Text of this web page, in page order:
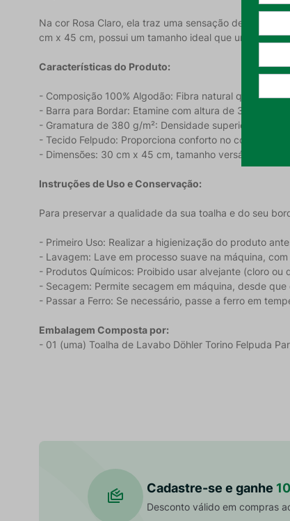
Na cor Rosa Claro, ela traz uma sensação de
cm x 45 cm, possui um tamanho ideal que une
Características do Produto:
- Composição 100% Algodão: Fibra natural que
- Barra para Bordar: Etamine com altura de 36
- Gramatura de 380 g/m²: Densidade superior que
- Tecido Felpudo: Proporciona conforto no contato
- Dimensões: 30 cm x 45 cm, tamanho versátil para
Instruções de Uso e Conservação:
Para preservar a qualidade da sua toalha e do seu
- Primeiro Uso: Realizar a higienização do produto
- Lavagem: Lave em processo suave na máquina,
- Produtos Químicos: Proibido usar alvejante (cloro
- Secagem: Permite secagem em máquina, desde
- Passar a Ferro: Se necessário, passe a ferro em
Embalagem Composta por:
- 01 (uma) Toalha de Lavabo Döhler Torino Felpuda
Cadastre-se e ganhe
Desconto válido em compras